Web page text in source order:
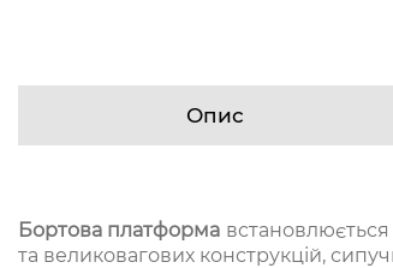
Опис
Бортова платформа
та великовагових конструкцій,